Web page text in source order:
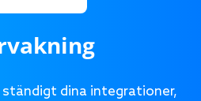
ständigt dina integrationer,